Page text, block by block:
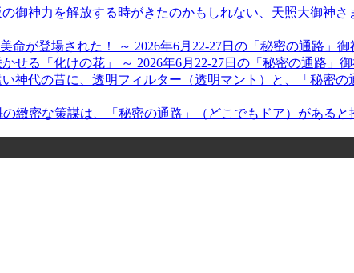
神力を解放する時がきたのかもしれない、天照大御神さ
命が登場された！ ～ 2026年6月22-27日の「秘密の通路」
せる「化けの花」 ～ 2026年6月22-27日の「秘密の通路」
神代の昔に、透明フィルター（透明マント）と、「秘密
緻密な策謀は、「秘密の通路」（どこでもドア）があると